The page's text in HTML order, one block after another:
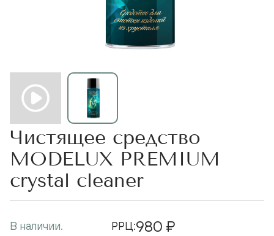
Чистящее средство
MODELUX PREMIUM
crystal cleaner
В наличии. РРЦ:980 ₽